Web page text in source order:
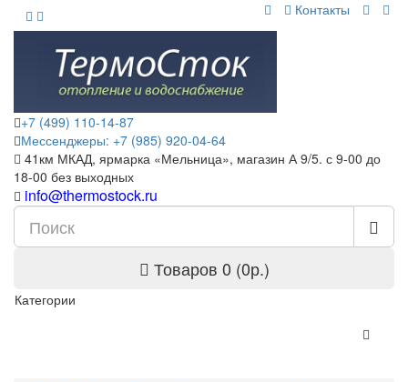
Контакты
+7 (499) 110-14-87
Мессенджеры: +7 (985) 920-04-64
41км МКАД, ярмарка «Мельница», магазин А 9/5. с 9-00 до
18-00 без выходных
info@thermostock.ru
Товаров 0 (0р.)
Категории